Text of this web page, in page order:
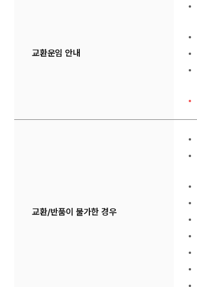
교환운임 안내
교환/반품이 불가한 경우